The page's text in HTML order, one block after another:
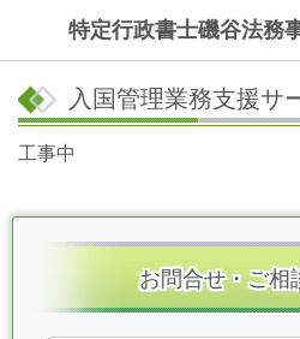
特定行政書士磯谷法務
入国管理業務支援サ
工事中
お問合せ・ご相